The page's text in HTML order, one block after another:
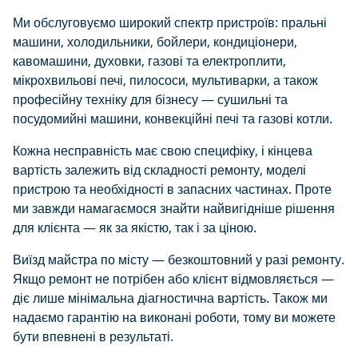
Ми обслуговуємо широкий спектр пристроїв: пральні
машини, холодильники, бойлери, кондиціонери,
кавомашини, духовки, газові та електроплити,
мікрохвильові печі, пилососи, мультиварки, а також
професійну техніку для бізнесу — сушильні та
посудомийні машини, конвекційні печі та газові котли.
Кожна несправність має свою специфіку, і кінцева
вартість залежить від складності ремонту, моделі
пристрою та необхідності в запасних частинах. Проте
ми завжди намагаємося знайти найвигідніше рішення
для клієнта — як за якістю, так і за ціною.
Виїзд майстра по місту — безкоштовний у разі ремонту.
Якщо ремонт не потрібен або клієнт відмовляється —
діє лише мінімальна діагностична вартість. Також ми
надаємо гарантію на виконані роботи, тому ви можете
бути впевнені в результаті.